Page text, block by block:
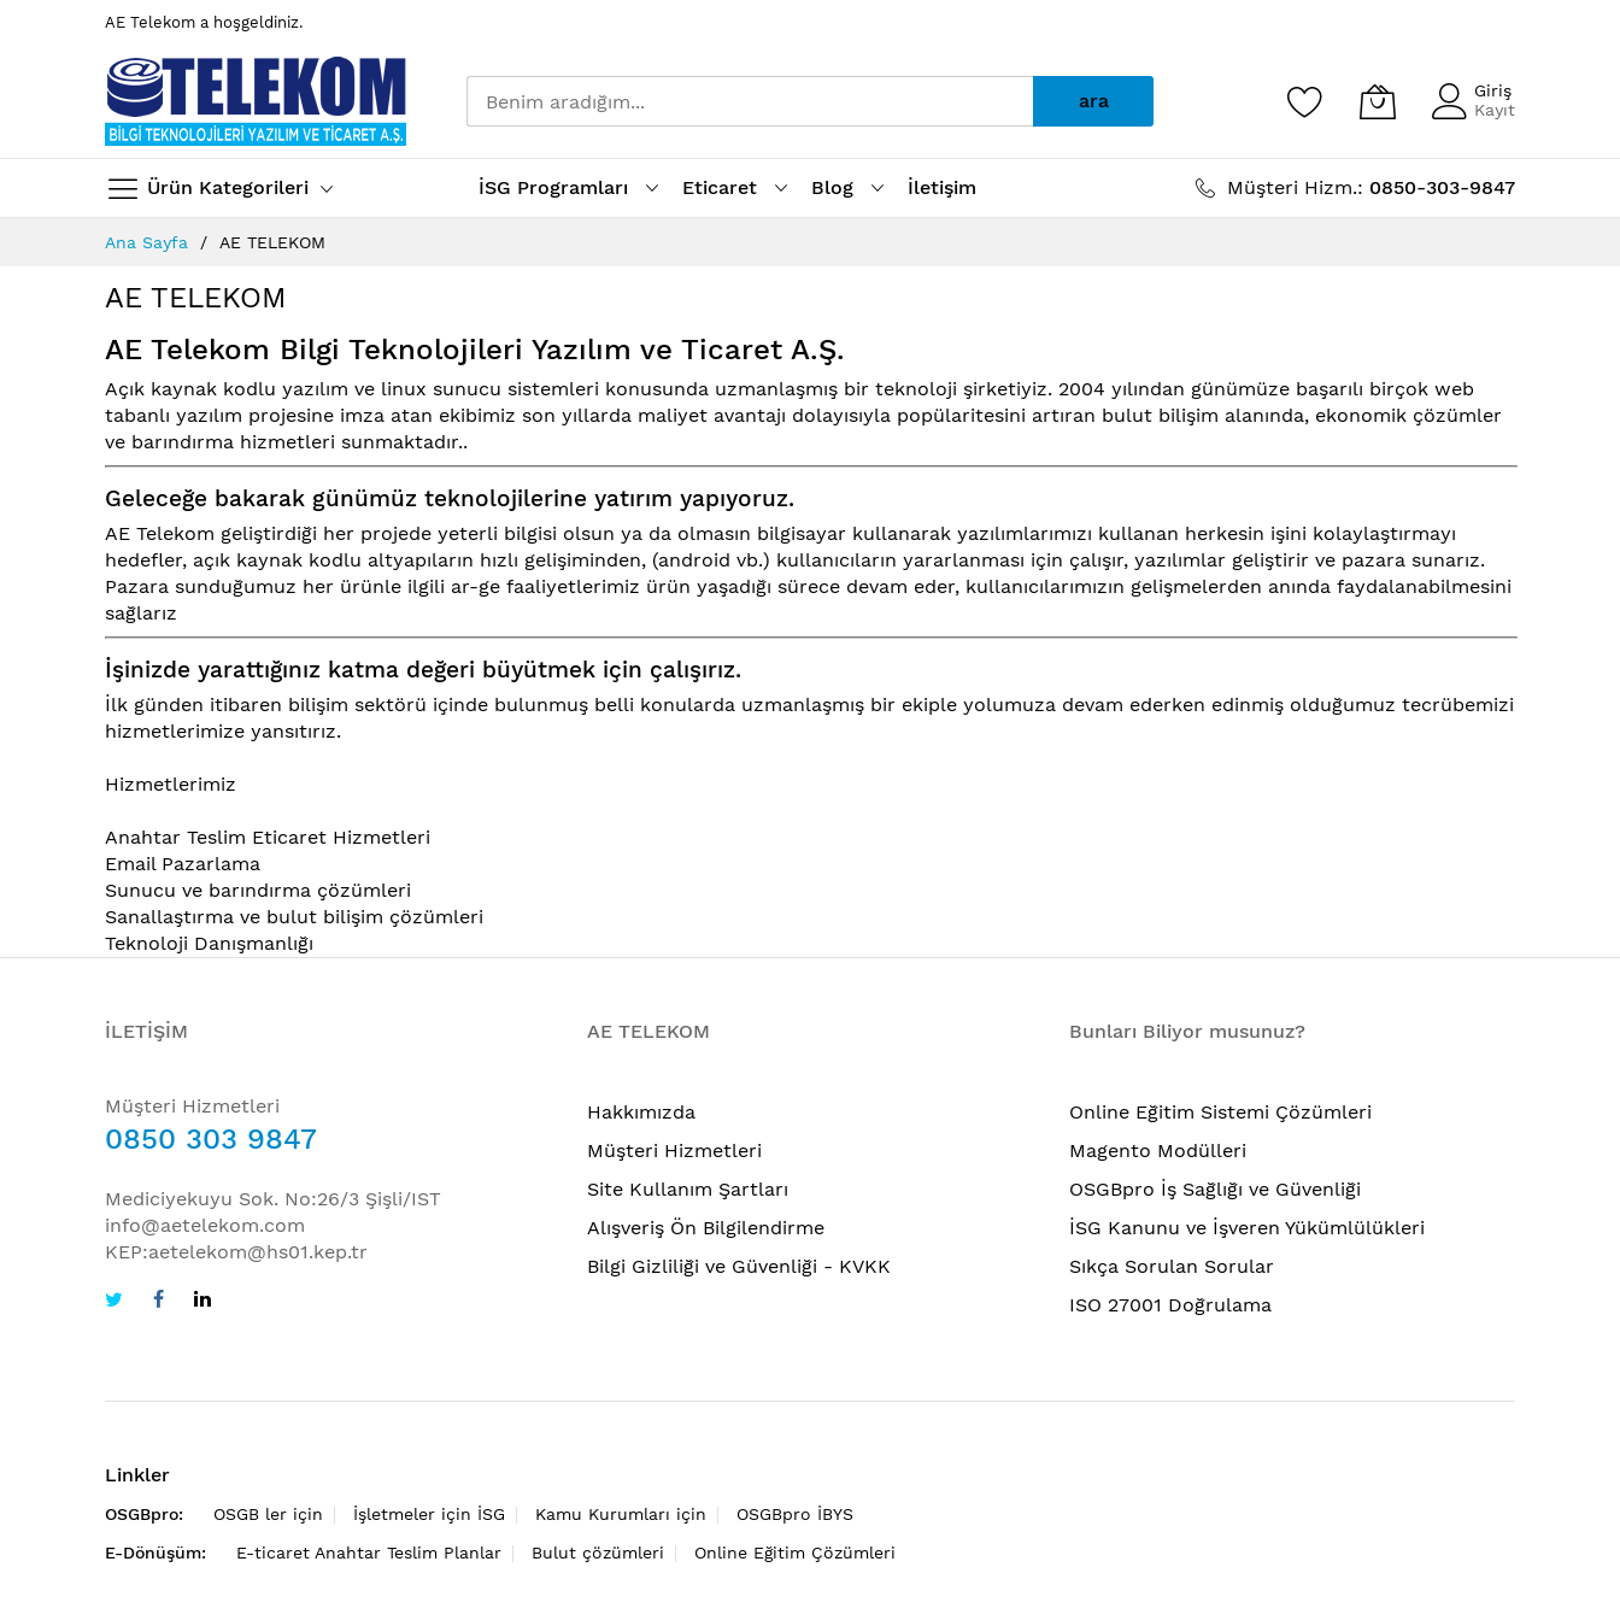
AE Telekom a hoşgeldiniz.
Ürün Kategorileri
ara
Giriş
Kayıt
İSG Programları Eticaret Blog İletişim Müşteri Hizm.: 0850-303-9847
Ana Sayfa AE TELEKOM
AE TELEKOM
AE Telekom Bilgi Teknolojileri Yazılım ve Ticaret A.Ş.
Açık kaynak kodlu yazılım ve linux sunucu sistemleri konusunda uzmanlaşmış bir teknoloji şirketiyiz. 2004 yılından günümüze başarılı birçok web
tabanlı yazılım projesine imza atan ekibimiz son yıllarda maliyet avantajı dolayısıyla popülaritesini artıran bulut bilişim alanında, ekonomik çözümler
ve barındırma hizmetleri sunmaktadır..
Geleceğe bakarak günümüz teknolojilerine yatırım yapıyoruz.
AE Telekom geliştirdiği her projede yeterli bilgisi olsun ya da olmasın bilgisayar kullanarak yazılımlarımızı kullanan herkesin işini kolaylaştırmayı
hedefler, açık kaynak kodlu altyapıların hızlı gelişiminden, (android vb.) kullanıcıların yararlanması için çalışır, yazılımlar geliştirir ve pazara sunarız.
Pazara sunduğumuz her ürünle ilgili ar-ge faaliyetlerimiz ürün yaşadığı sürece devam eder, kullanıcılarımızın gelişmelerden anında faydalanabilmesini
sağlarız
İşinizde yarattığınız katma değeri büyütmek için çalışırız.
İlk günden itibaren bilişim sektörü içinde bulunmuş belli konularda uzmanlaşmış bir ekiple yolumuza devam ederken edinmiş olduğumuz tecrübemizi
hizmetlerimize yansıtırız.
Hizmetlerimiz
Anahtar Teslim Eticaret Hizmetleri
Email Pazarlama
Sunucu ve barındırma çözümleri
Sanallaştırma ve bulut bilişim çözümleri
Teknoloji Danışmanlığı
İLETİŞİM
Müşteri Hizmetleri
0850 303 9847
Mediciyekuyu Sok. No:26/3 Şişli/IST
info@aetelekom.com
KEP:aetelekom@hs01.kep.tr
AE TELEKOM
Hakkımızda
Müşteri Hizmetleri
Site Kullanım Şartları
Alışveriş Ön Bilgilendirme
Bilgi Gizliliği ve Güvenliği - KVKK
Bunları Biliyor musunuz?
Online Eğitim Sistemi Çözümleri
Magento Modülleri
OSGBpro İş Sağlığı ve Güvenliği
İSG Kanunu ve İşveren Yükümlülükleri
Sıkça Sorulan Sorular
ISO 27001 Doğrulama
Linkler
OSGBpro: OSGB ler için İşletmeler için İSG Kamu Kurumları için
OSGBpro İBYS
E-Dönüşüm:
E-ticaret Anahtar Teslim Planlar Bulut çözümleri Online Eğitim Çözümleri